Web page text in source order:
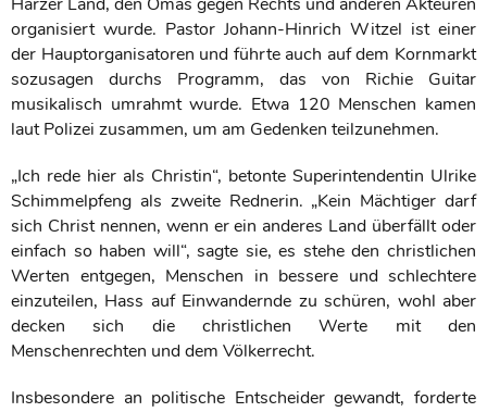
organisiert wurde. Pastor Johann-Hinrich Witzel ist einer
der Hauptorganisatoren und führte auch auf dem Kornmarkt
sozusagen durchs Programm, das von Richie Guitar
musikalisch umrahmt wurde. Etwa 120 Menschen kamen
laut Polizei zusammen, um am Gedenken teilzunehmen.
„Ich rede hier als Christin“, betonte Superintendentin Ulrike
Schimmelpfeng als zweite Rednerin. „Kein Mächtiger darf
sich Christ nennen, wenn er ein anderes Land überfällt oder
einfach so haben will“, sagte sie, es stehe den christlichen
Werten entgegen, Menschen in bessere und schlechtere
einzuteilen, Hass auf Einwandernde zu schüren, wohl aber
decken sich die christlichen Werte mit den
Menschenrechten und dem Völkerrecht.
Insbesondere an politische Entscheider gewandt, forderte